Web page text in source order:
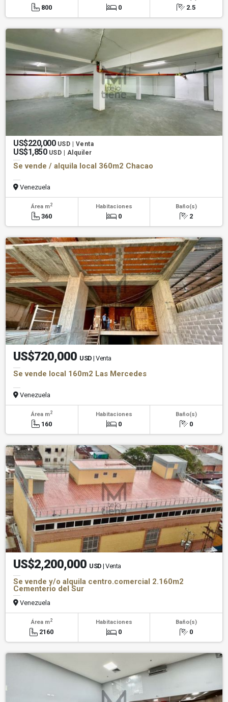
800 0 2.5
US$220,000 USD | Venta
US$1,850 USD | Alquiler
Se vende / alquila local 360m2 Chacao
Venezuela
Área m2
360
Habitaciones
0
Baño(s)
2
US$720,000 USD | Venta
Se vende local 160m2 Las Mercedes
Venezuela
Área m2
160
Habitaciones
0
Baño(s)
0
US$2,200,000 USD | Venta
Se vende y/o alquila centro.comercial 2.160m2
Cementerio del Sur
Venezuela
Área m2
2160
Habitaciones
0
Baño(s)
0